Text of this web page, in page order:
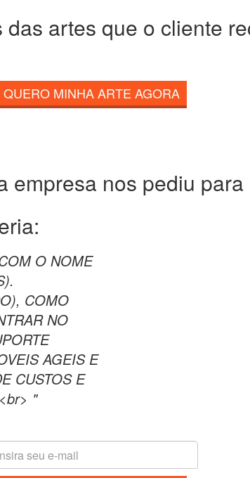
das artes que o cliente
QUERO MINHA ARTE AGORA
empresa nos pediu para
O NOME
COMO
NO
AGEIS E
CUSTOS E
"